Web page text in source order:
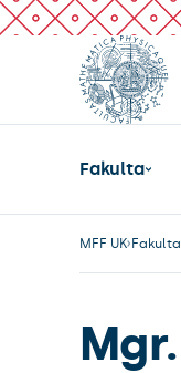
Fakulta
MFF UK Fakulta